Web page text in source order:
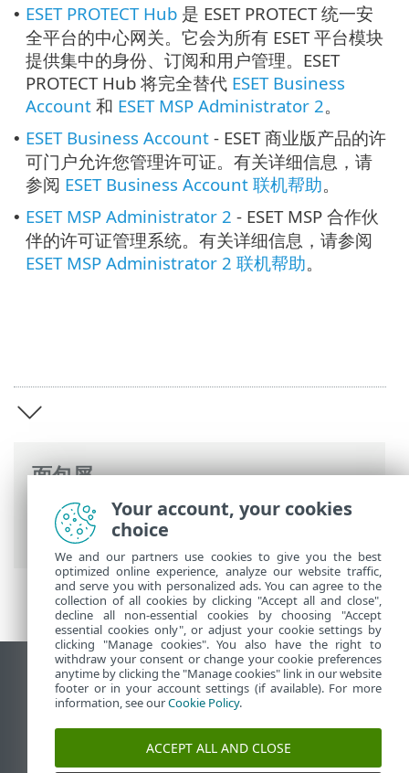
面包屑
ESET 联机帮助>ESET PROTECT On-Prem
ESET PROTECT On-Prem 简介
• ESET PROTECT Hub 是 ESET PROTECT 统一安
全平台的中心网关。它会为所有 ESET 平台模块
提供集中的身份、订阅和用户管理。ESET
PROTECT Hub 将完全替代 ESET Business
Account 和 ESET MSP Administrator 2。
• ESET Business Account - ESET 商业版产品的许
可门户允许您管理许可证。有关详细信息，请
参阅 ESET Business Account 联机帮助。
• ESET MSP Administrator 2 - ESET MSP 合作伙
伴的许可证管理系统。有关详细信息，请参阅
ESET MSP Administrator 2 联机帮助。
查看桌面站点
End of Life
ESET 知识库
Your account, your cookies
choice
We and our partners use cookies to give you the best
optimized online experience, analyze our website traffic,
and serve you with personalized ads. You can agree to the
collection of all cookies by clicking "Accept all and close",
decline all non-essential cookies by choosing "Accept
essential cookies only", or adjust your cookie settings by
clicking "Manage cookies". You also have the right to
withdraw your consent or change your cookie preferences
anytime by clicking the "Manage cookies" link in our website
footer or in your account settings (if available). For more
information, see ourCookie Policy.
ACCEPT ALL AND CLOSE